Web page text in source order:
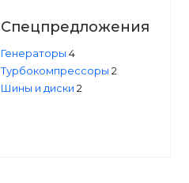
Спецпредложения
Генераторы 4
Турбокомпрессоры 2
Шины и диски 2